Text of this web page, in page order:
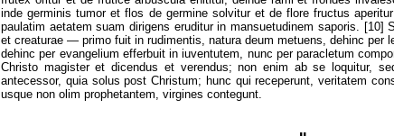
inde germinis tumor et flos de germine solvitur et de flore fructus
paulatim aetatem suam dirigens eruditur in mansuetudinem saporis.
et creaturae — primo fuit in rudimentis, natura deum metuens, dehinc per
dehinc per evangelium efferbuit in iuventutem, nunc per paracletum
Christo magister et dicendus et verendus; non enim ab se loquitur,
antecessor, quia solus post Christum; hunc qui receperunt, veritatem
usque non olim prophetantem, virgines contegunt.